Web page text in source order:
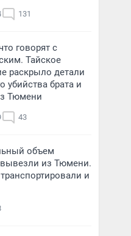
131
говорят с
Тайское
раскрыло детали
убийства брата и
Тюмени
43
объем
из Тюмени.
и